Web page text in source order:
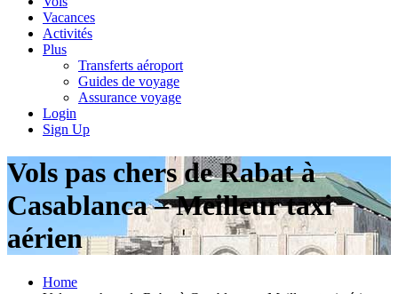
Vacances
Activités
Plus
Transferts aéroport
Guides de voyage
Assurance voyage
Login
Sign Up
Vols pas chers de Rabat à
Casablanca – Meilleur taxi
aérien
Home